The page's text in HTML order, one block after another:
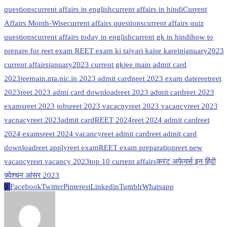
questionscurrent affairs in englishcurrent affairs in hindiCurrent
Affairs Month-Wisecurrent affairs questionscurrent affairs quiz
questionscurrent affairs today in englishcurrent gk in hindihow to
prepare for reet exam REET exam ki taiyari kaise kareinjanuary2023
current affairsjanuary2023 current gkjee main admit card
2023jeemain.nta.nic.in 2023 admit cardneet 2023 exam datereetreet
2023reet 2023 admi card downloadreet 2023 admit cardreet 2023
examsreet 2023 jobsreet 2023 vacacnyreet 2023 vacancyreet 2023
vacnacyreet 2023admit cardREET 2024reet 2024 admit cardreet
2024 examsreet 2024 vacancyreet admit cardreet admit card
downloadreet applyreet examREET exam preparationreet new
vacancyreet vacancy 2023top 10 current affairsकरंट अफेयर्स इन हिंदी
क्वेश्चन आंसर 2023
0 FacebookTwitterPinterestLinkedinTumblrWhatsapp